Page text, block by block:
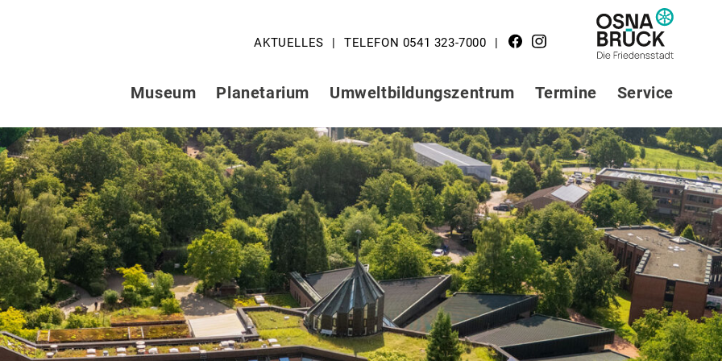
AKTUELLES TELEFON 0541 323-7000
LOGO STADT
OSNABRÜCK
Museum Planetarium Umweltbildungszentrum Termine Service